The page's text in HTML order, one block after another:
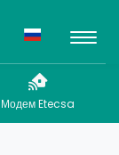
Модем Etecsa